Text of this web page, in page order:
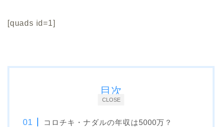
[quads id=1]
CLOSE
目次
コロチキ・ナダルの年収は5000万？